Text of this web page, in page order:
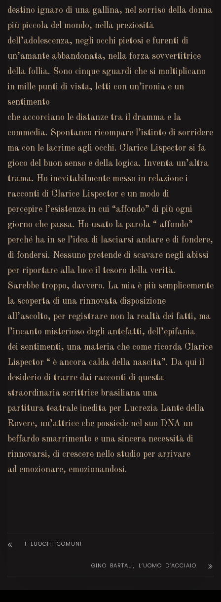
destino ignaro di una gallina, nel sorriso della donna
più piccola del mondo, nella preziosità
dell’adolescenza, negli occhi pietosi e furenti di
un’amante abbandonata, nella forza sovvertitrice
della follia. Sono cinque sguardi che si moltiplicano
in mille punti di vista, letti con un’ironia e un
sentimento
che accorciano le distanze tra il dramma e la
commedia. Spontaneo ricompare l’istinto di sorridere
ma con le lacrime agli occhi. Clarice Lispector si fa
gioco del buon senso e della logica. Inventa un’altra
trama. Ho inevitabilmente messo in relazione i
racconti di Clarice Lispector e un modo di
percepire l’esistenza in cui “affondo” di più ogni
giorno che passa. Ho usato la parola “ affondo”
perché ha in se l’idea di lasciarsi andare e di fondere,
di fondersi. Nessuno pretende di scavare negli abissi
per riportare alla luce il tesoro della verità.
Sarebbe troppo, davvero. La mia è più semplicemente
la scoperta di una rinnovata disposizione
all’ascolto, per registrare non la realtà dei fatti, ma
l’incanto misterioso degli antefatti, dell’epifania
dei sentimenti, una materia che come ricorda Clarice
Lispector “ è ancora calda della nascita”. Da qui il
desiderio di trarre dai racconti di questa
straordinaria scrittrice brasiliana una
partitura teatrale inedita per Lucrezia Lante della
Rovere, un’attrice che possiede nel suo DNA un
beffardo smarrimento e una sincera necessità di
rinnovarsi, di crescere nello studio per arrivare
ad emozionare, emozionandosi.
I LUOGHI COMUNI
GINO BARTALI, L’UOMO D’ACCIAIO